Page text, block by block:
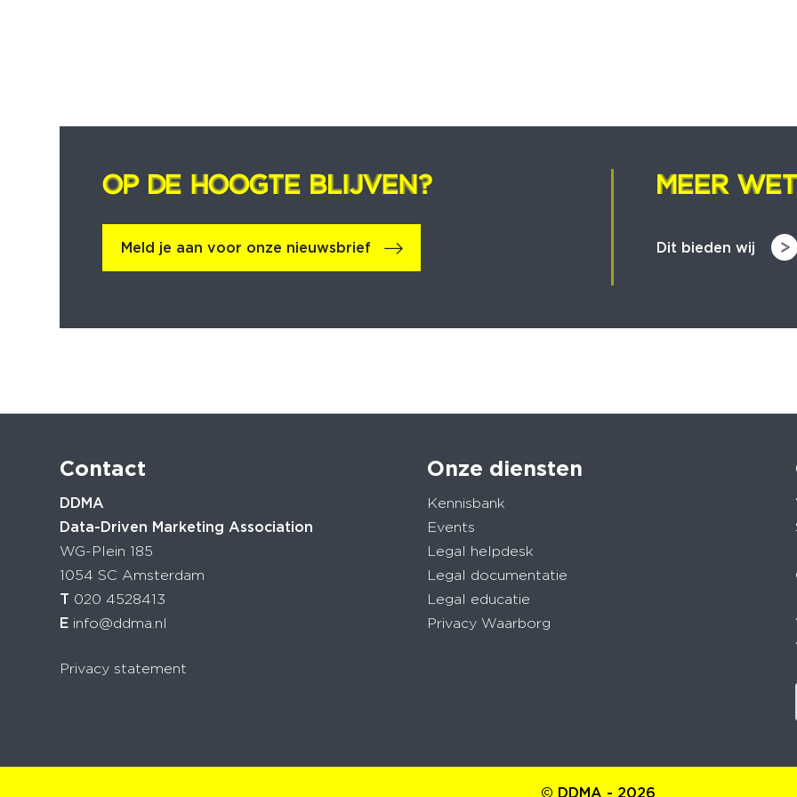
OP DE HOOGTE BLIJVEN?
OP DE HOOGTE BLIJVEN?
Meld je aan voor onze nieuwsbrief
MEER
MEER
Dit bieden wij
Contact
DDMA
Data-Driven Marketing Association
WG-Plein 185
1054 SC Amsterdam
T 020 4528413
E info@ddma.nl
Privacy statement
Onze diensten
Kennisbank
Events
Legal helpdesk
Legal documentatie
Legal educatie
Privacy Waarborg
© DDMA - 2026